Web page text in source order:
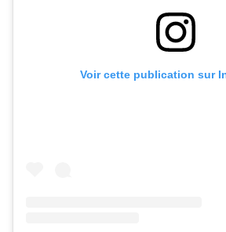
Voir cette publication sur